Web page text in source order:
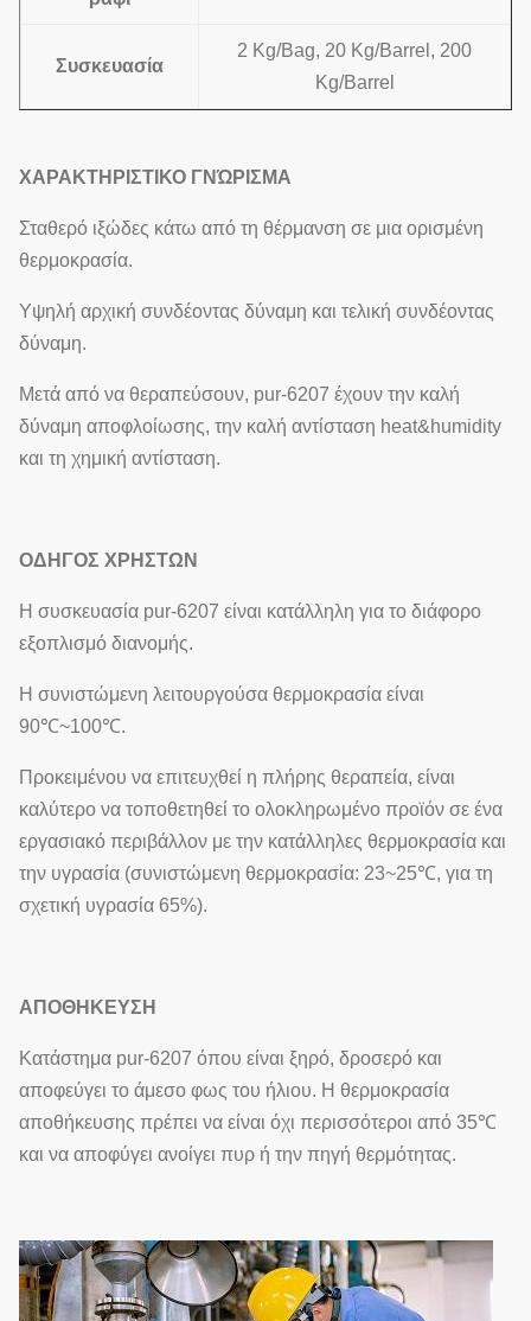
Συσκευασία
2 Kg/Bag, 20 Kg/Barrel, 200
Kg/Barrel
ΧΑΡΑΚΤΗΡΙΣΤΙΚΟ ΓΝΏΡΙΣΜΑ
Σταθερό ιξώδες κάτω από τη θέρμανση σε μια ορισμένη
θερμοκρασία.
Υψηλή αρχική συνδέοντας δύναμη και τελική συνδέοντας
δύναμη.
Μετά από να θεραπεύσουν, pur-6207 έχουν την καλή
δύναμη αποφλοίωσης, την καλή αντίσταση heat&humidity
και τη χημική αντίσταση.
ΟΔΗΓΟΣ ΧΡΗΣΤΩΝ
Η συσκευασία pur-6207 είναι κατάλληλη για το διάφορο
εξοπλισμό διανομής.
Η συνιστώμενη λειτουργούσα θερμοκρασία είναι
90℃~100℃.
Προκειμένου να επιτευχθεί η πλήρης θεραπεία, είναι
καλύτερο να τοποθετηθεί το ολοκληρωμένο προϊόν σε ένα
εργασιακό περιβάλλον με την κατάλληλες θερμοκρασία και
την υγρασία (συνιστώμενη θερμοκρασία: 23~25℃, για τη
σχετική υγρασία 65%).
ΑΠΟΘΗΚΕΥΣΗ
Κατάστημα pur-6207 όπου είναι ξηρό, δροσερό και
αποφεύγει το άμεσο φως του ήλιου. Η θερμοκρασία
αποθήκευσης πρέπει να είναι όχι περισσότεροι από 35℃
και να αποφύγει ανοίγει πυρ ή την πηγή θερμότητας.